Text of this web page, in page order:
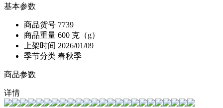
基本参数
商品货号 7739
商品重量 600 克（g）
上架时间 2026/01/09
季节分类 春秋季
商品参数
详情